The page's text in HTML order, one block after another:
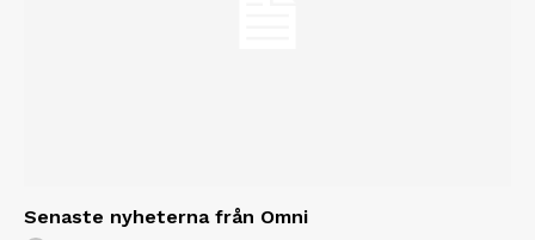
Senaste nyheterna från Omni